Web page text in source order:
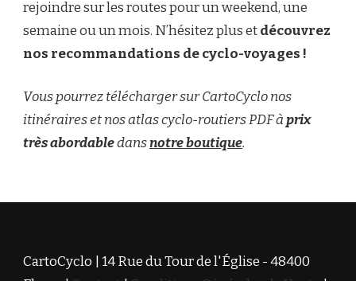
rejoindre sur les routes pour un weekend, une
semaine ou un mois. N’hésitez plus etdécouvrez
nos recommandations de cyclo-voyages !
Vous pourrez télécharger sur CartoCyclo nos
itinéraires et nos atlas cyclo-routiers PDF àprix
très abordabledansnotre boutique.
CartoCyclo | 14 Rue du Tour de l'Église - 48400